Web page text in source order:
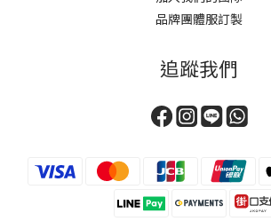
品牌團體服訂製
追蹤我們